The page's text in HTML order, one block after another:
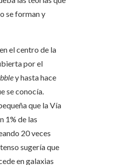
se forman y
el centro de la
por el
y hasta hace
se conocía.
que la Vía
1% de las
20 veces
sugería que
en galaxias